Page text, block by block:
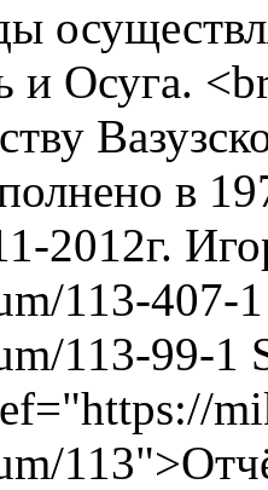
и Осуга.
в
2012г.
113-407-1
113-99-1